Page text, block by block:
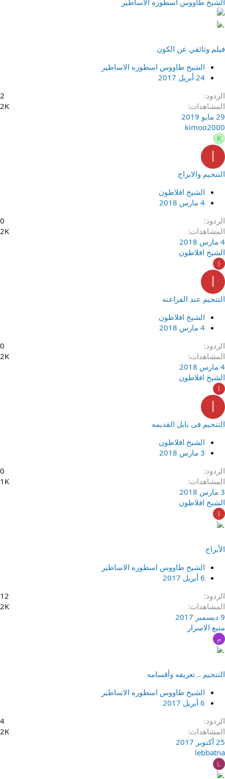
الشيخ طاووس اسطوره الاساطير
فيلم وثائقي عن الكون
الشيخ طاووس اسطوره الاساطير
24 أبريل 2017
الردود
2
المشاهدات
2K
29 مايو 2019
kimoo2000
K
التنجيم والابراج
الشيخ افلاطون
4 مارس 2018
الردود
0
المشاهدات
2K
4 مارس 2018
الشيخ افلاطون
ا
التنجيم عند الفراعنه
الشيخ افلاطون
4 مارس 2018
الردود
0
المشاهدات
2K
4 مارس 2018
الشيخ افلاطون
ا
التنجيم فى بابل القديمه
الشيخ افلاطون
3 مارس 2018
الردود
0
المشاهدات
1K
3 مارس 2018
الشيخ افلاطون
ا
الأبراج
الشيخ طاووس اسطوره الاساطير
6 أبريل 2017
الردود
12
المشاهدات
2K
9 ديسمبر 2017
منبع الاسرار
م
التنجيم .. تعريفه وأقسامه
الشيخ طاووس اسطوره الاساطير
6 أبريل 2017
الردود
4
المشاهدات
2K
25 أكتوبر 2017
lebbatna
L